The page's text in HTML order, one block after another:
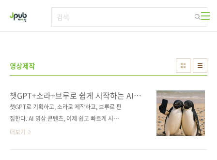
영상제작
챗GPT+소라+브루로 쉽게 시작하는 AI
영상 제작
챗GPT로 기획하고, 소라로 제작하고, 브루로 편
집한다. AI 영상 콘텐츠, 이제 쉽고 빠르게 시작
해 보세요. 글쓰기, 이미지는 물론이고 이제는
더보기